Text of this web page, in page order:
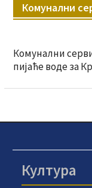
Комунални
Комунални
пијаће воде за
Култура